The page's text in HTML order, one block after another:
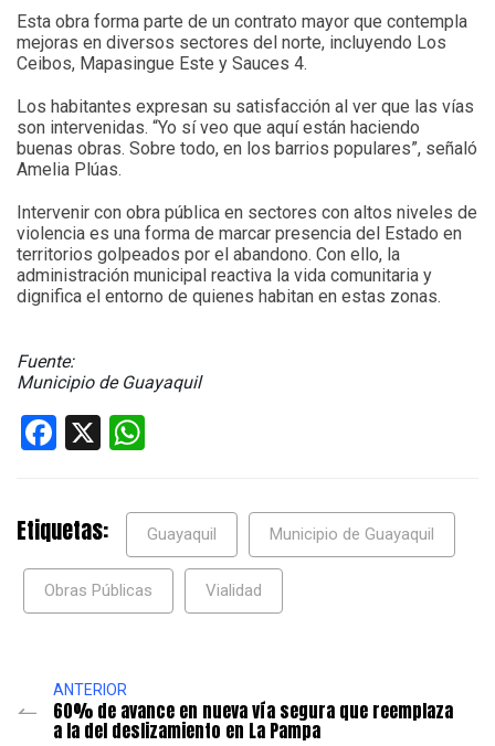
Esta obra forma parte de un contrato mayor que contempla
mejoras en diversos sectores del norte, incluyendo Los
Ceibos, Mapasingue Este y Sauces 4.
Los habitantes expresan su satisfacción al ver que las vías
son intervenidas. “Yo sí veo que aquí están haciendo
buenas obras. Sobre todo, en los barrios populares”, señaló
Amelia Plúas.
Intervenir con obra pública en sectores con altos niveles de
violencia es una forma de marcar presencia del Estado en
territorios golpeados por el abandono. Con ello, la
administración municipal reactiva la vida comunitaria y
dignifica el entorno de quienes habitan en estas zonas.
Fuente:
Municipio de Guayaquil
Facebook
X
Etiquetas: Guayaquil Municipio de Guayaquil
Obras Públicas Vialidad
ANTERIOR
60% de avance en nueva vía segura que reemplaza
a la del deslizamiento en La Pampa